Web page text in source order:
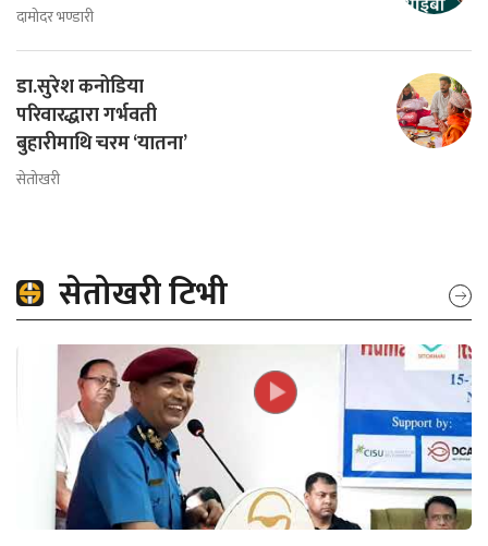
दामोदर भण्डारी
डा.सुरेश कनोडिया
परिवारद्धारा गर्भवती
बुहारीमाथि चरम ‘यातना’
सेतोखरी
सेतोखरी टिभी